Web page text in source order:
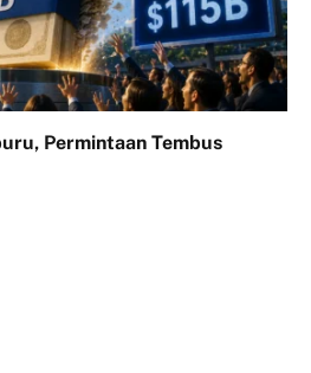
Permintaan Tembus